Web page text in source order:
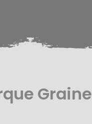
Graine